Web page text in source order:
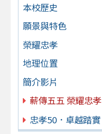
本校歷史
願景與特色
榮耀忠孝
地理位置
簡介影片
薪傳五五 榮耀忠孝
忠孝50．卓越踏實